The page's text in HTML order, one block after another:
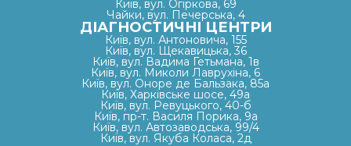
Київ, вул. Огіркова, 69
Чайки, вул. Печерська, 4
ДІАГНОСТИЧНІ ЦЕНТРИ
Київ, вул. Антоновича, 155
Київ, вул. Щекавицька, 36
Київ, вул. Вадима Гетьмана, 1в
Київ, вул. Миколи Лаврухіна, 6
Київ, вул. Оноре де Бальзака, 85а
Київ, Харківське шосе, 49а
Київ, вул. Ревуцького, 40-б
Київ, пр-т. Василя Порика, 9а
Київ, вул. Автозаводська, 99/4
Київ, вул. Якуба Коласа, 2д